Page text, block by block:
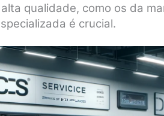
qualidade, como os da
é crucial.